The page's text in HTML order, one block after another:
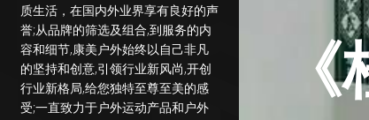
质生活，在国内外业界享有良好的声
誉;从品牌的筛选及组合,到服务的内
容和细节,康美户外始终以自己非凡
的坚持和创意,引领行业新风尚,开创
行业新格局,给您独特至尊至美的感
受;一直致力于户外运动产品和户外